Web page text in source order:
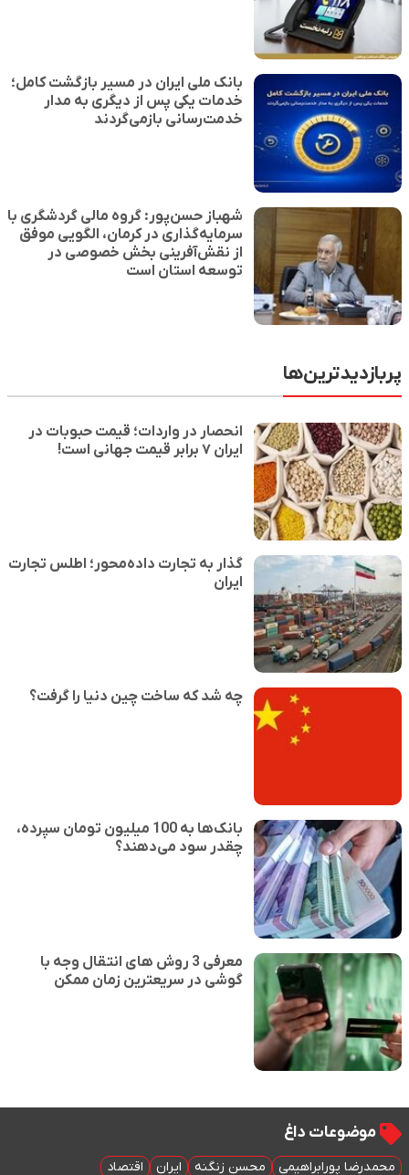
بانک ملی ایران در مسیر بازگشت کامل؛
خدمات یکی پس از دیگری به مدار
خدمت‌رسانی بازمی‌گردند
شهباز حسن‌پور: گروه مالی گردشگری با
سرمایه‌گذاری در کرمان، الگویی موفق
از نقش‌آفرینی بخش خصوصی در
توسعه استان است
پربازدیدترین‌ها
انحصار در واردات؛ قیمت حبوبات در
ایران ۷ برابر قیمت جهانی است!
گذار به تجارت داده‌محور؛ اطلس تجارت
ایران
چه شد که ساخت چین دنیا را گرفت؟
بانک‌ها به 100 میلیون تومان سپرده،
چقدر سود می‌دهند؟
معرفی 3 روش های انتقال وجه با
گوشی در سریعترین زمان ممکن
موضوعات داغ
محمدرضا پورابراهیمی محسن زنگنه ایران اقتصاد